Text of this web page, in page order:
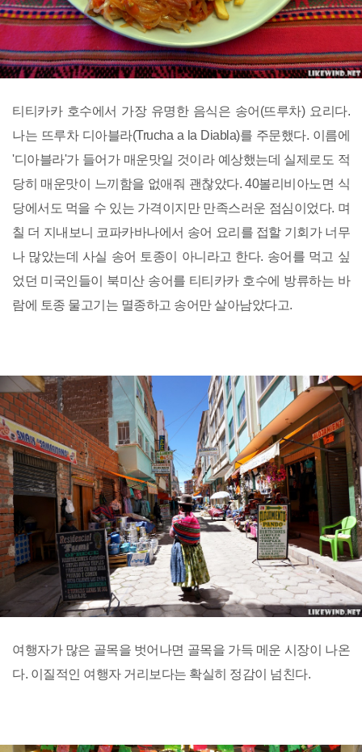
티티카카 호수에서 가장 유명한 음식은 송어(뜨루차) 요리다.
나는 뜨루차 디아블라(Trucha a la Diabla)를 주문했다. 이름에
'디아블라'가 들어가 매운맛일 것이라 예상했는데 실제로도 적
당히 매운맛이 느끼함을 없애줘 괜찮았다. 40볼리비아노면 식
당에서도 먹을 수 있는 가격이지만 만족스러운 점심이었다. 며
칠 더 지내보니 코파카바나에서 송어 요리를 접할 기회가 너무
나 많았는데 사실 송어 토종이 아니라고 한다. 송어를 먹고 싶
었던 미국인들이 북미산 송어를 티티카카 호수에 방류하는 바
람에 토종 물고기는 멸종하고 송어만 살아남았다고.
여행자가 많은 골목을 벗어나면 골목을 가득 메운 시장이 나온
다. 이질적인 여행자 거리보다는 확실히 정감이 넘친다.